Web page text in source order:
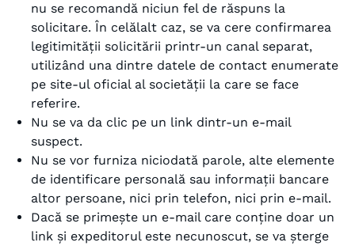
nu se recomandă niciun fel de răspuns la
solicitare. În celălalt caz, se va cere confirmarea
legitimității solicitării printr-un canal separat,
utilizând una dintre datele de contact enumerate
pe site-ul oficial al societății la care se face
referire.
Nu se va da clic pe un link dintr-un e-mail
suspect.
Nu se vor furniza niciodată parole, alte elemente
de identificare personală sau informații bancare
altor persoane, nici prin telefon, nici prin e-mail.
Dacă se primește un e-mail care conține doar un
link și expeditorul este necunoscut, se va șterge